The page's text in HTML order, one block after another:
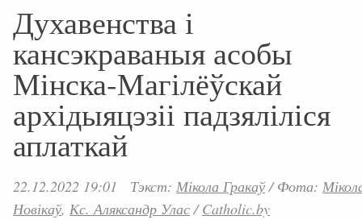
Духавенства і
кансэкраваныя асобы
Мінска-Магілёўскай
архідыяцэзіі падзяліліся
аплаткай
22.12.2022 19:01 Тэкст: Мікола Гракаў/Фота:
Новікаў, Кс. Аляксандр Улас/Catholic.by